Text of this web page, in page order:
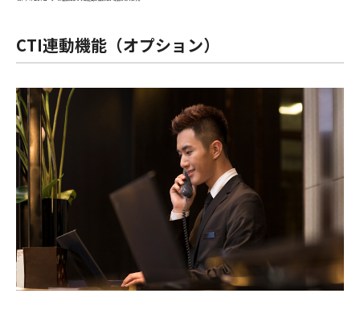
CTI連動機能（オプション）